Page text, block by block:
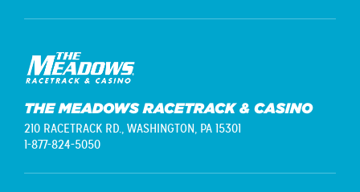
THE MEADOWS RACETRACK & CASINO
210 RACETRACK RD., WASHINGTON, PA 15301
1-877-824-5050